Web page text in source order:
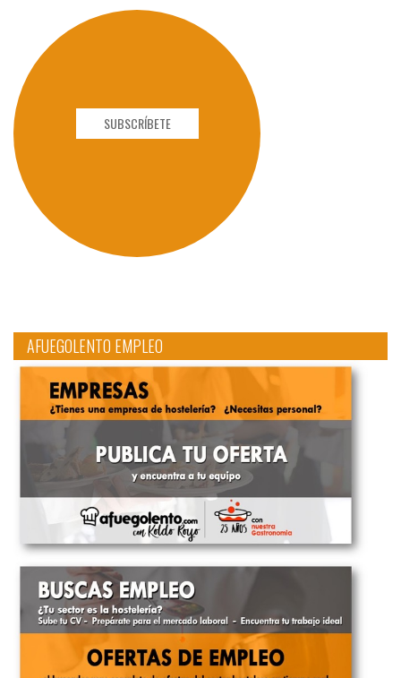
SUBSCRÍBETE
AFUEGOLENTO EMPLEO